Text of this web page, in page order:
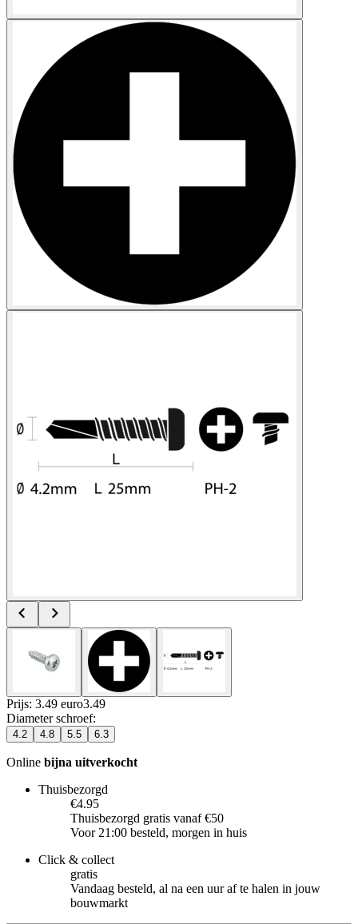
Prijs: 3.49 euro3.49
Diameter schroef:
4.2 4.8 5.5 6.3
Online bijna uitverkocht
Thuisbezorgd
€4.95
Thuisbezorgd gratis vanaf €50
Voor 21:00 besteld, morgen in huis
Click & collect
gratis
Vandaag besteld, al na een uur af te halen in jouw
bouwmarkt